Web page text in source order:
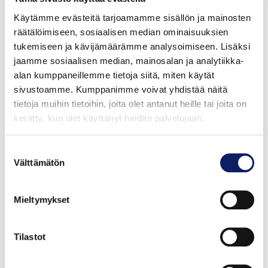
Käytämme evästeitä tarjoamamme sisällön ja mainosten
räätälöimiseen, sosiaalisen median ominaisuuksien
tukemiseen ja kävijämäärämme analysoimiseen. Lisäksi
jaamme sosiaalisen median, mainosalan ja analytiikka-
alan kumppaneillemme tietoja siitä, miten käytät
sivustoamme. Kumppanimme voivat yhdistää näitä
tietoja muihin tietoihin, joita olet antanut heille tai joita on
kerätty, kun olet käyttänyt heidän palvelujaan.
valinta
Välttämätön
Mieltymykset
Tilastot
aamuisin, päivisin ja iltaisin, ja etenkin lapset ja nuoret
saattoivat juoda sitä vuorokauden aikana varsin
runsaasti. Myös pullia ja leivonnaisia nautittiin paljon,
ja jälkiruuat yleistyivät kaikissa yhteiskuntaluokissa.
Erot tasoittuvat 1960- ja 1970-luvuilla
1960- ja 1970-luvuilla. Erot maaseutu-, työläis- ja
keskiluokan perheiden ruokailutavoissa tasoittuivat.
perheestä toiseen. Joissakin perheissä tavoilla ei ollut
tiukkoja. Vielä 1960-luvulla monessa perheessä
opetettiin lapsille, että pöydässä oli oltava ajoissa
paikalla, ruoka oli syötävä hillitysti, lautanen piti syödä